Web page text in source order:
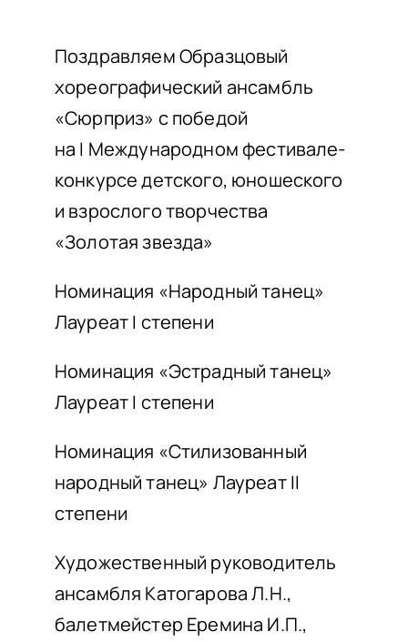
О ПРИЕМЕ
ОБУЧАЮЩИМСЯ
СВЕДЕНИЯ ОБ ОО
КОНТАКТЫ
Поздравляем Образцовый
хореографический ансамбль
«Сюрприз» с победой
на I Международном фестивале-
конкурсе детского, юношеского
и взрослого творчества
«Золотая звезда»
Номинация «Народный танец»
Лауреат I степени
Номинация «Эстрадный танец»
Лауреат I степени
Номинация «Стилизованный
народный танец» Лауреат II
степени
Художественный руководитель
ансамбля Катогарова Л.Н.,
балетмейстер Еремина И.П.,